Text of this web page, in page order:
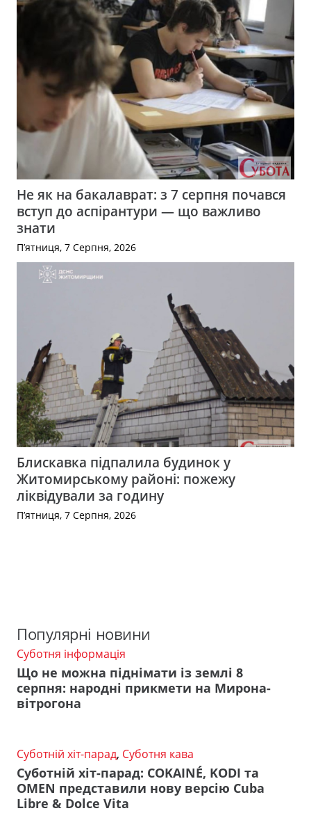
Не як на бакалаврат: з 7 серпня почався
вступ до аспірантури — що важливо
знати
П’ятниця, 7 Серпня, 2026
Блискавка підпалила будинок у
Житомирському районі: пожежу
ліквідували за годину
П’ятниця, 7 Серпня, 2026
Популярні новини
Суботня інформація
Що не можна піднімати із землі 8
серпня: народні прикмети на Мирона-
вітрогона
Суботній хіт-парад, Суботня кава
Суботній хіт-парад: COKAINÉ, KODI та
OMEN представили нову версію Cuba
Libre & Dolce Vita